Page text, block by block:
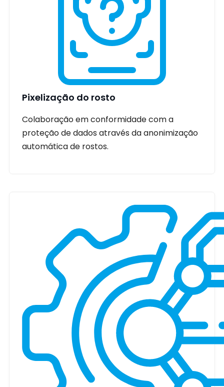
Pixelização do rosto
Colaboração em conformidade com a
proteção de dados através da anonimização
automática de rostos.